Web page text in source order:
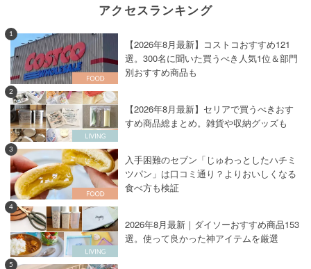
アクセスランキング
1
【2026年8月最新】コストコおすすめ121
選。300名に聞いた買うべき人気1位＆部門
別おすすめ商品も
2
【2026年8月最新】セリアで買うべきおす
すめ商品総まとめ。雑貨や収納グッズも
3
入手困難のセブン「じゅわっとしたハチミ
ツパン」は口コミ通り？よりおいしくなる
食べ方も検証
4
2026年8月最新｜ダイソーおすすめ商品153
選。使って良かった神アイテムを厳選
5